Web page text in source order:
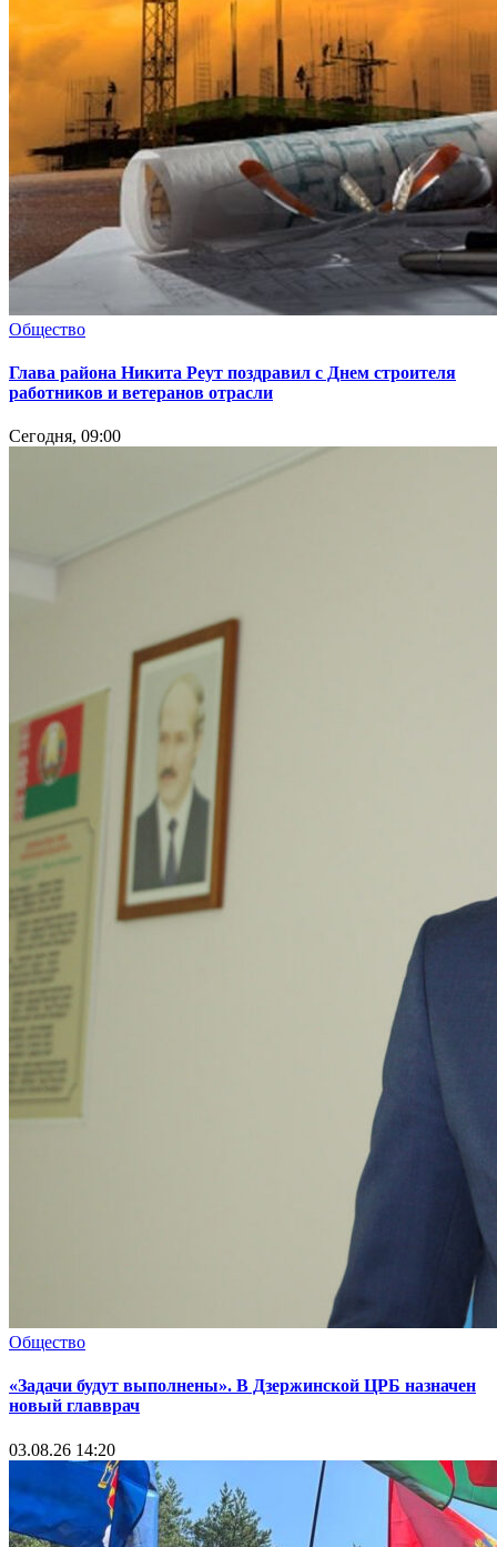
Общество
Глава района Никита Реут поздравил с Днем строителя
работников и ветеранов отрасли
Сегодня, 09:00
Общество
«Задачи будут выполнены». В Дзержинской ЦРБ назначен
новый главврач
03.08.26 14:20